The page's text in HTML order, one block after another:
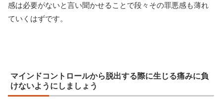
感は必要がないと言い聞かせることで段々その罪悪感も薄れ
ていくはずです。
マインドコントロールから脱出する際に生じる痛みに負
けないようにしましょう